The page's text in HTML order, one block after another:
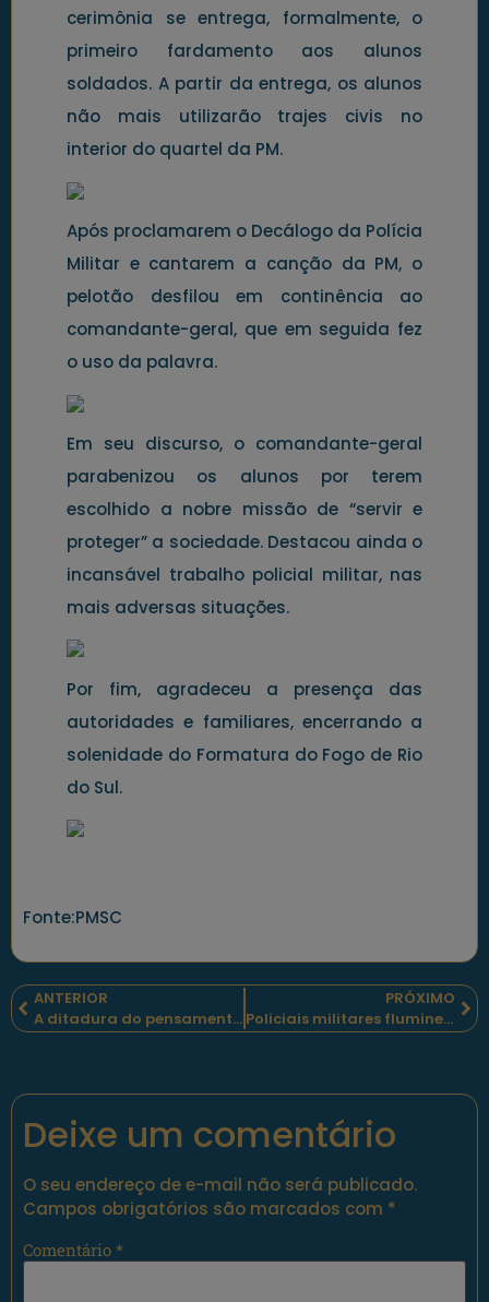
cerimônia se entrega, formalmente, o
primeiro fardamento aos alunos
soldados. A partir da entrega, os alunos
não mais utilizarão trajes civis no
interior do quartel da PM.
Após proclamarem o Decálogo da Polícia
Militar e cantarem a canção da PM, o
pelotão desfilou em continência ao
comandante-geral, que em seguida fez
o uso da palavra.
Em seu discurso, o comandante-geral
parabenizou os alunos por terem
escolhido a nobre missão de “servir e
proteger” a sociedade. Destacou ainda o
incansável trabalho policial militar, nas
mais adversas situações.
Por fim, agradeceu a presença das
autoridades e familiares, encerrando a
solenidade do Formatura do Fogo de Rio
do Sul.
Fonte:PMSC
ANTERIOR
A ditadura do pensamento ou a liberdade do diálogo?
PRÓXIMO
Policiais militares fluminenses sepultaram mais um companheiro de farda
Deixe um comentário
O seu endereço de e-mail não será publicado.
Campos obrigatórios são marcados com *
Comentário *